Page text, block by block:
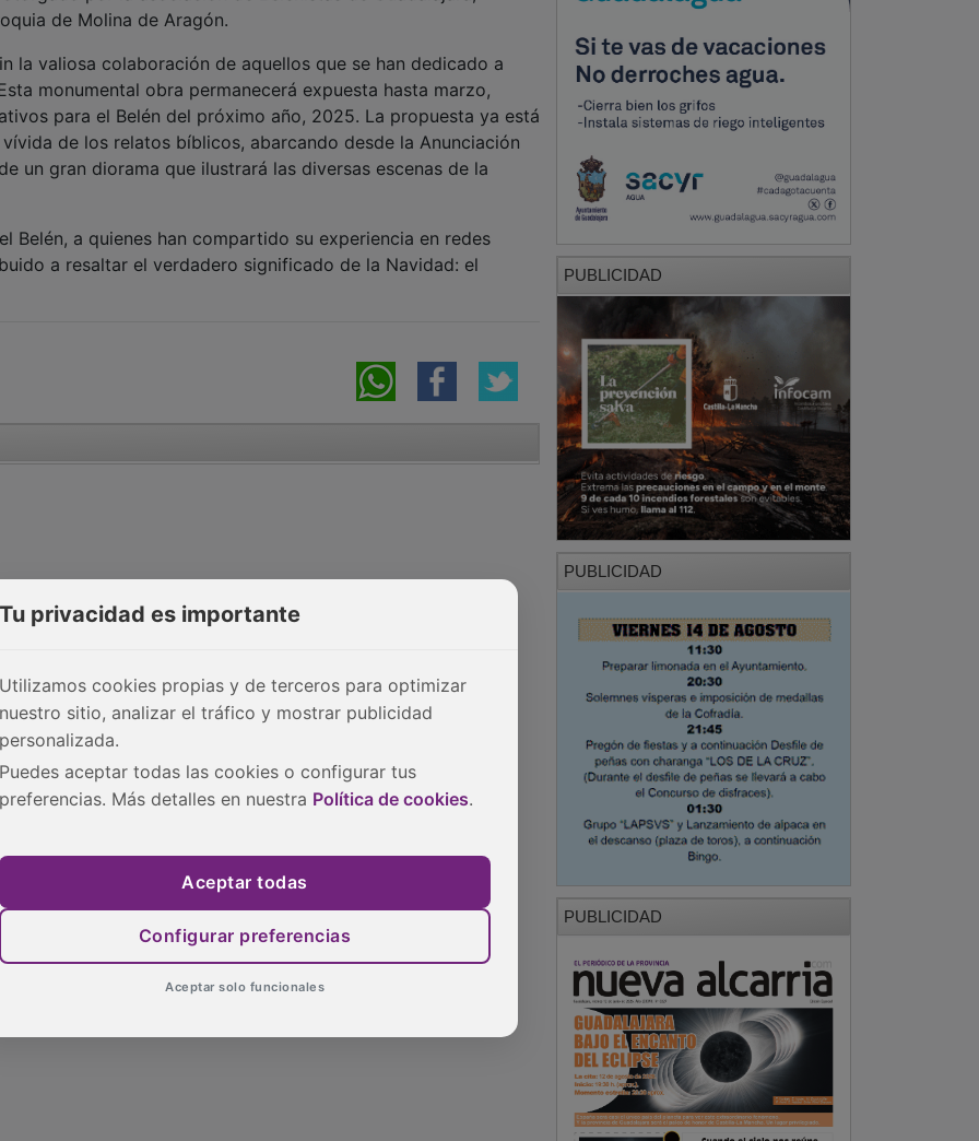
de Molina de Aragón.
la valiosa colaboración de aquellos que se han dedicado a
monumental obra permanecerá expuesta hasta marzo,
para el Belén del próximo año, 2025. La propuesta ya está
de los relatos bíblicos, abarcando desde la Anunciación
un gran diorama que ilustrará las diversas escenas de la
Belén, a quienes han compartido su experiencia en redes
a resaltar el verdadero significado de la Navidad: el
PUBLICIDAD
PUBLICIDAD
PUBLICIDAD
Tu privacidad es importante
Utilizamos cookies propias y de terceros para optimizar
nuestro sitio, analizar el tráfico y mostrar publicidad
personalizada.
Puedes aceptar todas las cookies o configurar tus
preferencias. Más detalles en nuestra Política de cookies.
Aceptar todas
Configurar preferencias
Aceptar solo funcionales